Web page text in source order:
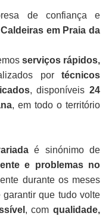
de confiança e
em Praia da
serviços rápidos,
por técnicos
, disponíveis24
, em todo o território
é sinónimo de
e problemas no
durante os meses
que tudo volte
, comqualidade,